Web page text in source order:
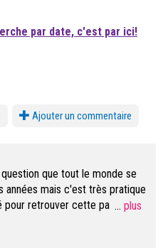
par date, c'est par ici!
Ajouter un commentaire
que tout le monde se
années mais c'est très pratique
retrouver cette page avec
...